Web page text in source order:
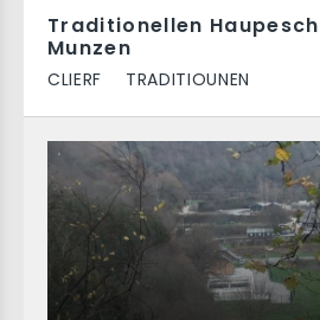
Traditionellen
Munzen
CLIERF TRADITIOUNEN